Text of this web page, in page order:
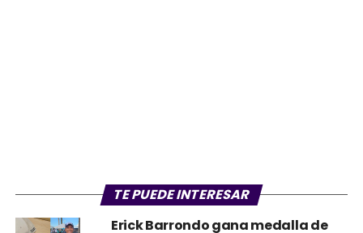
TE PUEDE INTERESAR
Erick Barrondo gana medalla de